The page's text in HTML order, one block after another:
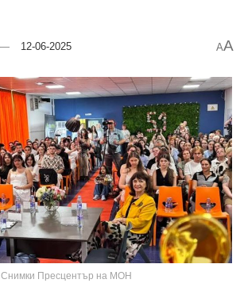
12-06-2025 AA
Снимки Пресцентър на МОН